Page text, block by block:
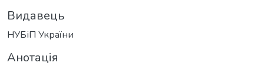
Видавець
НУБіП України
Анотація